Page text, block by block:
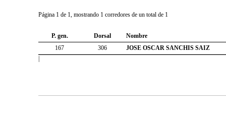
Página 1 de 1, mostrando 1 corredores de un total de 1
P. gen. Dorsal
Nombre
167
306
JOSE OSCAR SANCHIS SAIZ
|